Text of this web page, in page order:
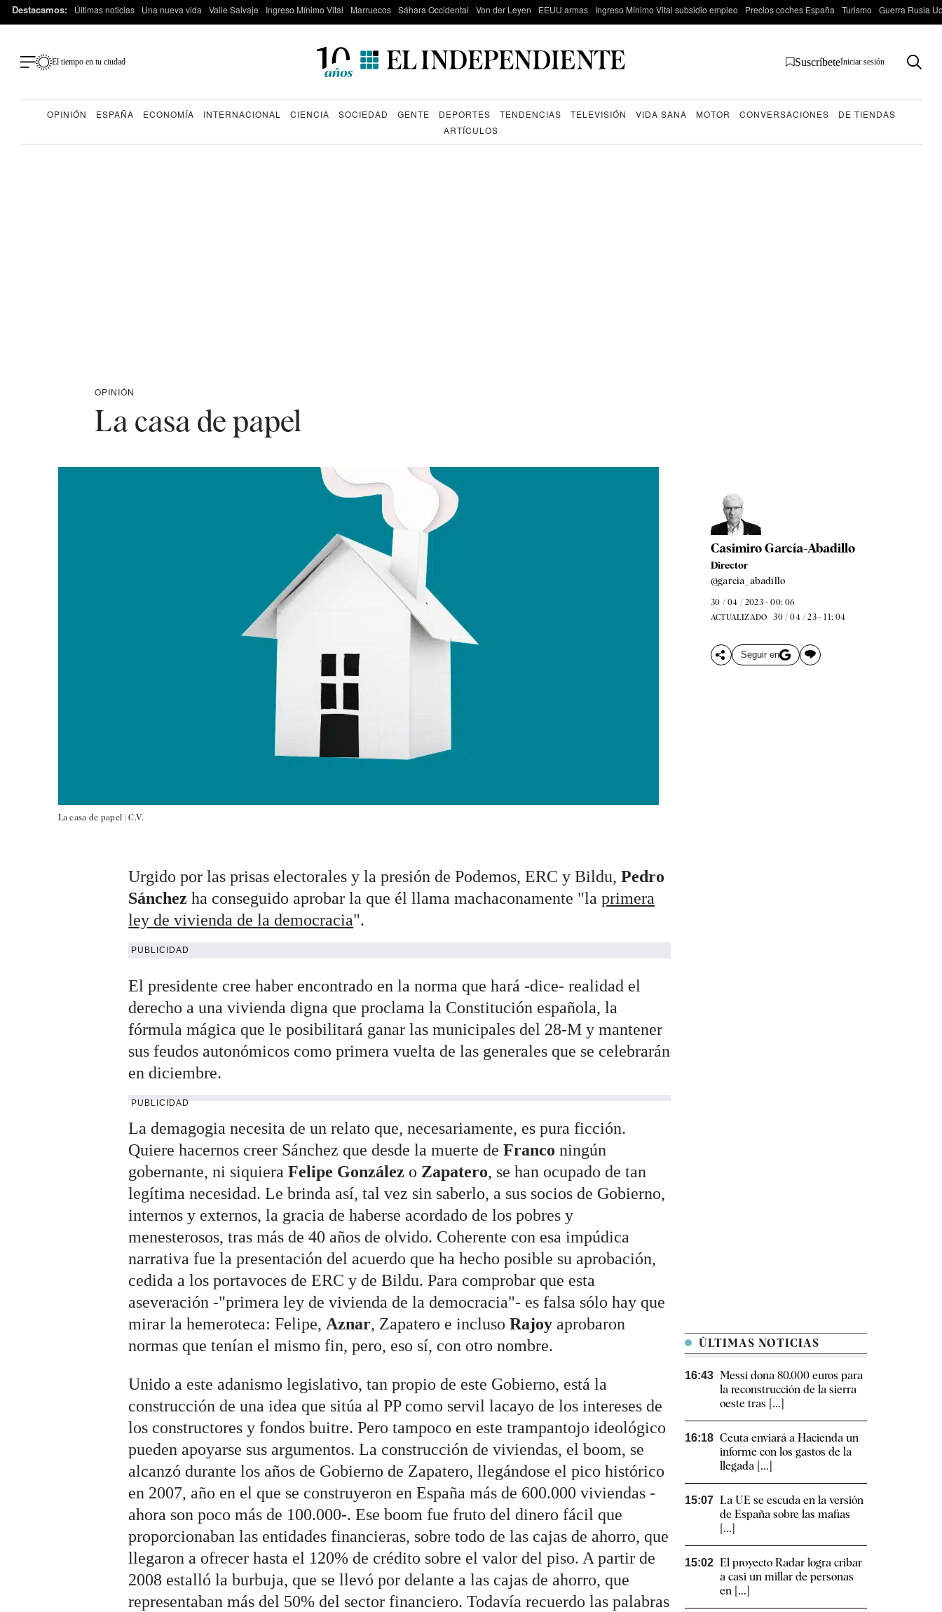
Destacamos: Últimas noticias Una nueva vida Valle Salvaje Ingreso Mínimo Vital Marruecos Sáhara Occidental Von der Leyen EEUU armas Ingreso Mínimo Vital subsidio empleo Precios coches España Turismo Guerra Rusia
El tiempo en tu ciudad SuscríbeteIniciar sesión
OPINIÓN ESPAÑA ECONOMÍA INTERNACIONAL CIENCIA SOCIEDAD GENTE DEPORTES TENDENCIAS TELEVISIÓN VIDA SANA MOTOR CONVERSACIONES
DE TIENDAS
ARTÍCULOS
OPINIÓN
La casa de papel
La casa de papel |C.V.
Casimiro García-Abadillo
Director
@garcia_abadillo
30 / 04 / 2023 - 00: 06
ACTUALIZADO 30 / 04 / 23 - 11: 04
Seguir en
Urgido por las prisas electorales y la presión de Podemos, ERC y Bildu,Pedro
Sánchezha conseguido aprobar la que él llama machaconamente "laprimera
ley de vivienda de la democracia".
PUBLICIDAD
El presidente cree haber encontrado en la norma que hará -dice- realidad el
derecho a una vivienda digna que proclama la Constitución española, la
fórmula mágica que le posibilitará ganar las municipales del 28-M y mantener
sus feudos autonómicos como primera vuelta de las generales que se celebrarán
en diciembre.
PUBLICIDAD
La demagogia necesita de un relato que, necesariamente, es pura ficción.
Quiere hacernos creer Sánchez que desde la muerte deFranco ningún
gobernante, ni siquieraFelipe González o Zapatero, se han ocupado de tan
legítima necesidad. Le brinda así, tal vez sin saberlo, a sus socios de Gobierno,
internos y externos, la gracia de haberse acordado de los pobres y
menesterosos, tras más de 40 años de olvido. Coherente con esa impúdica
narrativa fue la presentación del acuerdo que ha hecho posible su aprobación,
cedida a los portavoces de ERC y de Bildu. Para comprobar que esta
aseveración -"primera ley de vivienda de la democracia"- es falsa sólo hay que
mirar la hemeroteca: Felipe, Aznar, Zapatero e inclusoRajoy aprobaron
normas que tenían el mismo fin, pero, eso sí, con otro nombre.
Unido a este adanismo legislativo, tan propio de este Gobierno, está la
construcción de una idea que sitúa al PP como servil lacayo de los intereses de
los constructores y fondos buitre. Pero tampoco en este trampantojo ideológico
pueden apoyarse sus argumentos. La construcción de viviendas, el boom, se
alcanzó durante los años de Gobierno de Zapatero, llegándose el pico histórico
en 2007, año en el que se construyeron en España más de 600.000 viviendas -
ahora son poco más de 100.000-. Ese boom fue fruto del dinero fácil que
proporcionaban las entidades financieras, sobre todo de las cajas de ahorro, que
llegaron a ofrecer hasta el 120% de crédito sobre el valor del piso. A partir de
2008 estalló la burbuja, que se llevó por delante a las cajas de ahorro, que
representaban más del 50% del sector financiero. Todavía recuerdo las palabras
ÚLTIMAS NOTICIAS
16:43 Messi dona 80.000 euros para
la reconstrucción de la sierra
oeste tras [...]
16:18 Ceuta enviará a Hacienda un
informe con los gastos de la
llegada [...]
15:07 La UE se escuda en la versión
de España sobre las mafias
[...]
15:02 El proyecto Radar logra cribar
a casi un millar de personas
en [...]